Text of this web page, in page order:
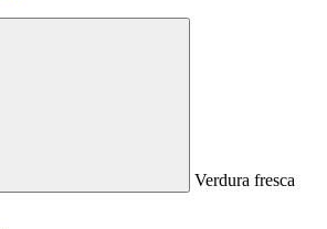
Verdura fresca